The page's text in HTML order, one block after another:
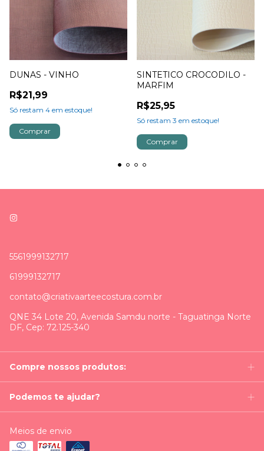
DUNAS - VINHO
R$21,99
Só restam 4 em estoque!
SINTETICO CROCODILO -
MARFIM
R$25,95
Só restam 3 em estoque!
5561999132717
61999132717
contato@criativaarteecostura.com.br
QNE 34 Lote 20, Avenida Samdu norte - Taguatinga Norte
DF, Cep: 72.125-340
Compre nossos produtos:
Podemos te ajudar?
Meios de envio